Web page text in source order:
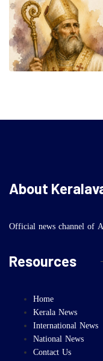
About
Official news channel of
Resources
Home
Kerala News
International News
National News
Contact Us